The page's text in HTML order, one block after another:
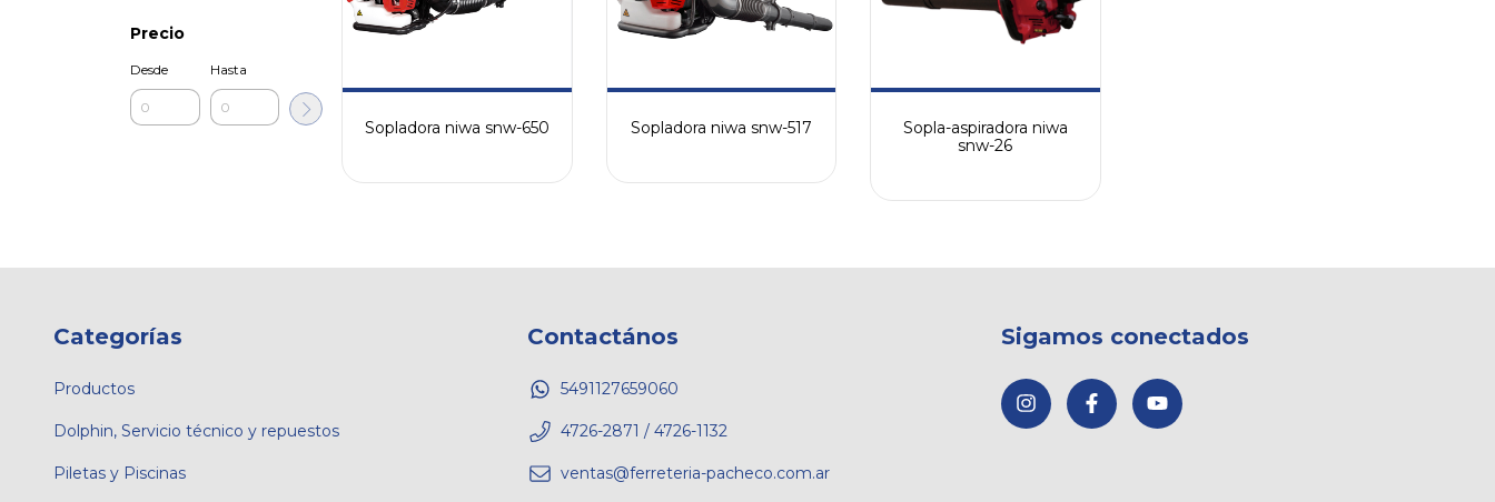
Precio
Desde Hasta
Sopladora niwa snw-650 Sopladora niwa snw-517
Sopla-aspiradora niwa
snw-26
Categorías
Productos
Dolphin, Servicio técnico y repuestos
Piletas y Piscinas
Contactános
5491127659060
4726-2871 / 4726-1132
ventas@ferreteria-pacheco.com.ar
Sigamos conectados